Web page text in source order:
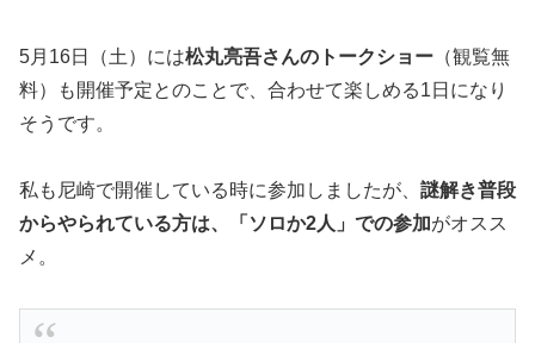
5月16日（土）には松丸亮吾さんのトークショー （観覧無
料）も開催予定とのことで、合わせて楽しめる1日になり
そうです。
私も尼崎で開催している時に参加しましたが、 謎解き普段
からやられている方は、「ソロか2人」での参加がオスス
メ。